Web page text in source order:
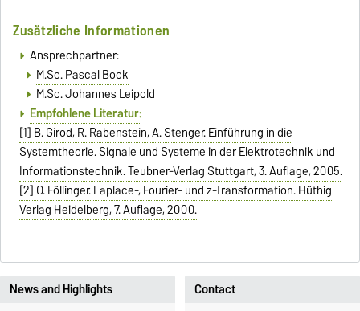
Zusätzliche Informationen
Ansprechpartner:
M.Sc. Pascal Bock
M.Sc. Johannes Leipold
Empfohlene Literatur:
[1] B. Girod, R. Rabenstein, A. Stenger. Einführung in die
Systemtheorie. Signale und Systeme in der Elektrotechnik und
Informationstechnik. Teubner-Verlag Stuttgart, 3. Auflage, 2005.
[2] O. Föllinger. Laplace-, Fourier- und z-Transformation. Hüthig
Verlag Heidelberg, 7. Auflage, 2000.
News and Highlights
Contact